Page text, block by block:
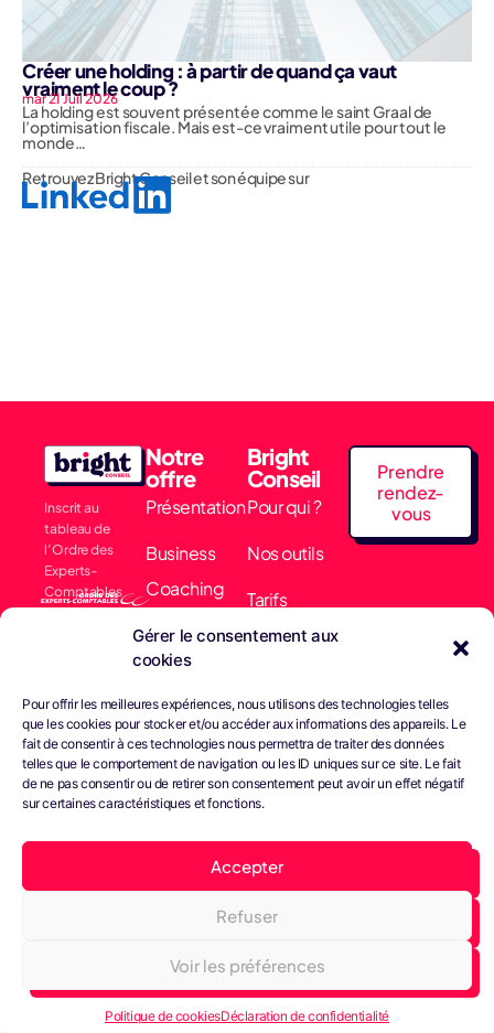
Gérer le consentement aux
cookies
Pour offrir les meilleures expériences, nous utilisons des technologies telles
que les cookies pour stocker et/ou accéder aux informations des appareils. Le
fait de consentir à ces technologies nous permettra de traiter des données
telles que le comportement de navigation ou les ID uniques sur ce site. Le fait
de ne pas consentir ou de retirer son consentement peut avoir un effet négatif
sur certaines caractéristiques et fonctions.
Accepter
Refuser
Voir les préférences
Politique de cookiesDéclaration de confidentialité
Créer une holding : à partir de quand ça vaut
vraiment le coup ?
mar 21 Juil 2026
La holding est souvent présentée comme le saint Graal de
l’optimisation fiscale. Mais est-ce vraiment utile pour tout le
monde…
Retrouvez Bright Conseil et son équipe sur
Inscrit au
tableau de
l’Ordre des
Experts-
Comptables
Notre
offre
Présentation
Business
Coaching
Comptabilité
& Finance
Conseils &
Gestion
Juridique
Bright Paie
Bright
Conseil
Pour qui ?
Nos outils
Tarifs
Actualités
contacter
Prendre
rendez-
vous
Conditions générales
Web Design John Brightman Agency